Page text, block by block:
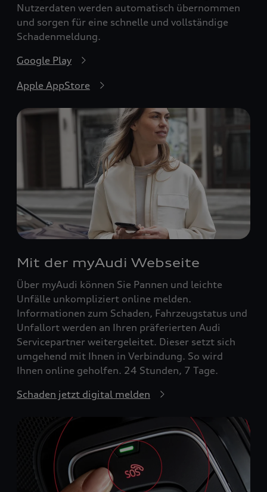
Nutzerdaten werden automatisch übernommen
und sorgen für eine schnelle und vollständige
Schadenmeldung.
Google Play
Apple AppStore
Mit der myAudi Webseite
Über myAudi können Sie Pannen und leichte
Unfälle unkompliziert online melden.
Informationen zum Schaden, Fahrzeugstatus und
Unfallort werden an Ihren präferierten Audi
Servicepartner weitergeleitet. Dieser setzt sich
umgehend mit Ihnen in Verbindung. So wird
Ihnen online geholfen. 24 Stunden, 7 Tage.
Schaden jetzt digital melden